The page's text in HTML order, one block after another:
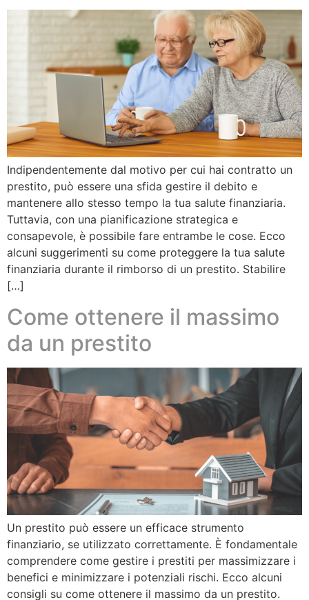
Indipendentemente dal motivo per cui hai contratto un
prestito, può essere una sfida gestire il debito e
mantenere allo stesso tempo la tua salute finanziaria.
Tuttavia, con una pianificazione strategica e
consapevole, è possibile fare entrambe le cose. Ecco
alcuni suggerimenti su come proteggere la tua salute
finanziaria durante il rimborso di un prestito. Stabilire
[…]
Come ottenere il massimo
da un prestito
Un prestito può essere un efficace strumento
finanziario, se utilizzato correttamente. È fondamentale
comprendere come gestire i prestiti per massimizzare i
benefici e minimizzare i potenziali rischi. Ecco alcuni
consigli su come ottenere il massimo da un prestito.